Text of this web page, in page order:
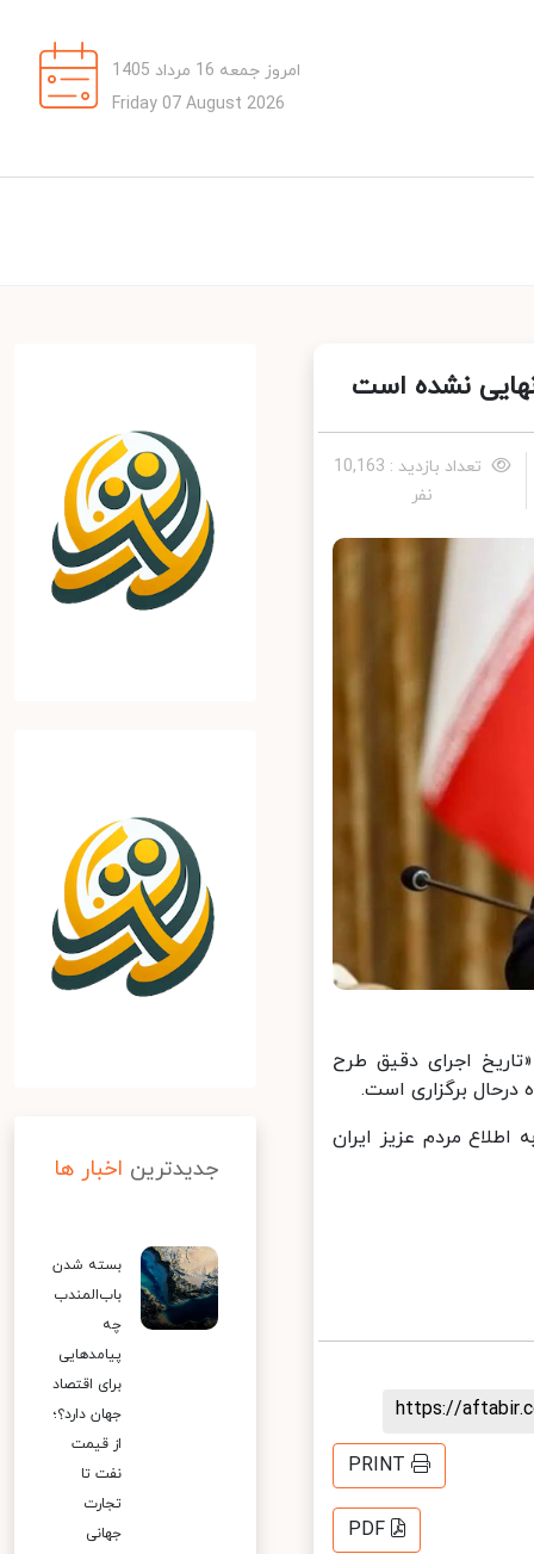
امروز جمعه 16 مرداد 1405
Friday 07 August 2026
نشده است
تعداد بازدید : 10,163
نفر
اجرای دقیق طرح
برگزاری است.
مردم عزیز ایران
https://
PRINT
PDF
جدیدترین اخبار ها
بسته شدن
باب‌المندب
چه
پیامدهایی
برای اقتصاد
جهان دارد؟؛
از قیمت
نفت تا
تجارت
جهانی